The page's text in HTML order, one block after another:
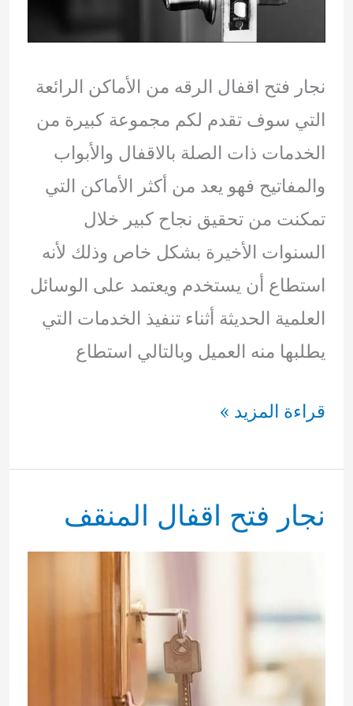
نجار فتح اقفال الرقه من الأماكن الرائعة
التي سوف تقدم لكم مجموعة كبيرة من
الخدمات ذات الصلة بالاقفال والأبواب
والمفاتيح فهو يعد من أكثر الأماكن التي
تمكنت من تحقيق نجاح كبير خلال
السنوات الأخيرة بشكل خاص وذلك لأنه
استطاع أن يستخدم ويعتمد على الوسائل
العلمية الحديثة أثناء تنفيذ الخدمات التي
يطلبها منه العميل وبالتالي استطاع
نجار
اقفال
الرقه
قراءة المزيد »
نجار فتح اقفال المنقف